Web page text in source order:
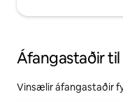
Áfangastaðir til
Vinsælir áfangastaðir